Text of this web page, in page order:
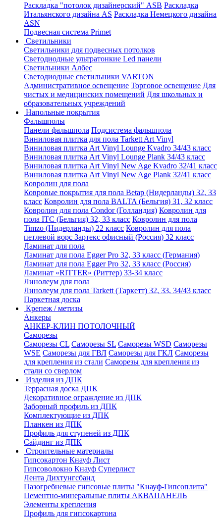
Раскладка "потолок дизайнерский" ASB Раскладка
Итальянского дизайна AS Раскладка Немецкого дизайна
АSN
Подвесная система Primet
Светильники
Светильники для подвесных потолков
Светодиодные ультратонкие Led панели
Светильники Албес
Светодиодные светильники VARTON
Административное освещение Торговое освещение Для
чистых и медицинских помещений Для школьных и
образовательных учреждений
Напольные покрытия
Фальшполы
Панели фальшпола Подсистема фальшпола
Виниловая плитка для пола Tarkett Art Vinyl
Виниловая плитка Art Vinyl Lounge Kvadro 34/43 класс
Виниловая плитка Art Vinyl Lounge Plank 34/43 класс
Виниловая плитка Art Vinyl New Age Kvadro 32/41 класс
Виниловая плитка Art Vinyl New Age Plank 32/41 класс
Ковролин для пола
Ковровые покрытия для пола Betap (Нидерланды) 32, 33
класс Ковролин для пола BALTA (Бельгия) 31, 32 класс
Ковролин для пола Condor (Голландия) Ковролин для
пола ITC (Бельгия) 32, 33 класс Ковролин для пола
Timzo (Нидерланды) 22 класс Ковролин для пола
петлевой ворс Зартекс офисный (Россия) 32 класс
Ламинат для пола
Ламинат для пола Egger Pro 32, 33 класс (Германия)
Ламинат для пола Egger Pro 32, 33 класс (Россия)
Ламинат «RITTER» (Риттер) 33-34 класс
Линолеум для пола
Линолеум для пола Tarkett (Таркетт) 32, 33, 34/43 класс
Паркетная доска
Крепеж / метизы
Анкеры
АНКЕР-КЛИН ПОТОЛОЧНЫЙ
Саморезы
Саморезы CL Саморезы SL Саморезы WSD Саморезы
WSE Саморезы для ГВЛ Саморезы для ГКЛ Саморезы
для крепления из стали Саморезы для крепления из
стали со сверлом
Изделия из ДПК
Террасная доска ДПК
Декоративное ограждение из ДПК
Заборный профиль из ДПК
Комплектующие из ДПК
Планкен из ДПК
Профиль для ступеней из ДПК
Сайдинг из ДПК
Строительные материалы
Гипсокартон Кнауф Лист
Гипсоволокно Кнауф Суперлист
Лента Дихтунгсбанд
Пазогребневые гипсовые плиты "Кнауф-Гипсоплита"
Цементно-минеральные плиты АКВАПАНЕЛЬ
Элементы крепления
Профиль для гипсокартона